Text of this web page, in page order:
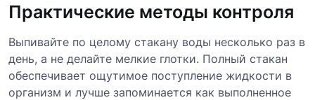
Практические методы контроля
Выпивайте по целому стакану воды несколько раз в
день, а не делайте мелкие глотки. Полный стакан
обеспечивает ощутимое поступление жидкости в
организм и лучше запоминается как выполненное